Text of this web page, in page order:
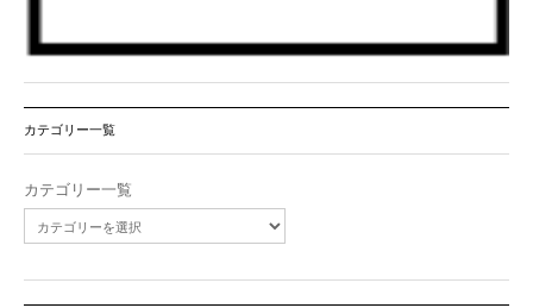
カテゴリー一覧
カテゴリー一覧